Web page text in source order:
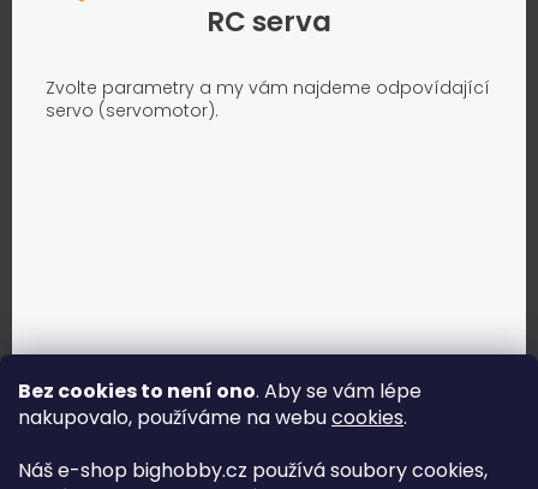
Bez cookies to není ono. Aby se vám lépe
nakupovalo, používáme na webucookies.
Náš e-shop bighobby.cz používá soubory cookies,
RC serva
Zvolte parametry a my vám najdeme odpovídající
servo (servomotor).
Jak vybrat správné servo?